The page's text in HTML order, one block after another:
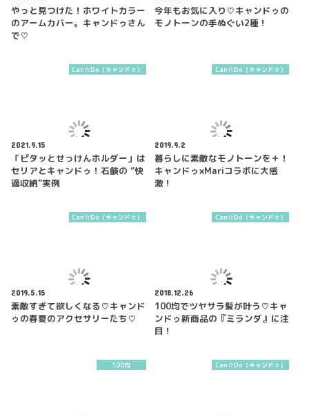
やっと見つけた！ホワイトカラー
のアームカバー。キャンドゥさん
で♡
今年もお気に入り♡キャンドゥの
モノトーンの手ぬぐい2種！
Can☆Do（キャンドゥ）
2021.9.15
「ピタッとせっけんホルダー」は
セリアとキャンドゥ！石鹸の “快
適収納”実例
Can☆Do（キャンドゥ）
2019.9.2
暮らしに素敵なモノトーンを＋！
キャンドゥ×Mariコラボに大感
激！
Can☆Do（キャンドゥ）
2019.5.15
素敵すぎて欲しくなる♡キャンド
ゥの春夏のアクセサリーたち♡
Can☆Do（キャンドゥ）
2018.12.26
100均でツヤサラ髪が叶う♡キャ
ンドゥ新商品の『ミランダ』に注
目！
100均 Can☆Do（キャンドゥ）